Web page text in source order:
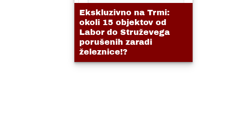
Ekskluzivno na Trmi:
okoli 15 objektov od
Labor do Struževega
porušenih zaradi
železnice!?